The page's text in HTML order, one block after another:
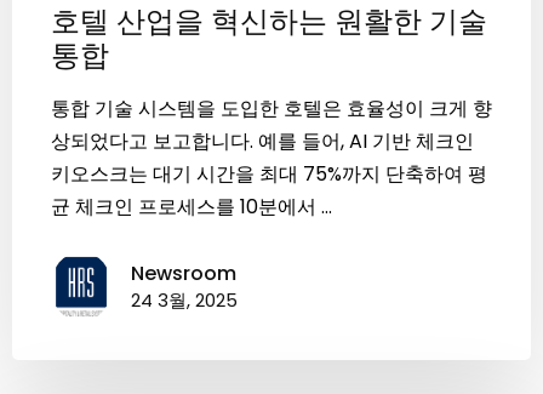
호텔 산업을 혁신하는 원활한 기술
통합
통합 기술 시스템을 도입한 호텔은 효율성이 크게 향
상되었다고 보고합니다. 예를 들어, AI 기반 체크인
키오스크는 대기 시간을 최대 75%까지 단축하여 평
균 체크인 프로세스를 10분에서 ...
Newsroom
24 3월, 2025